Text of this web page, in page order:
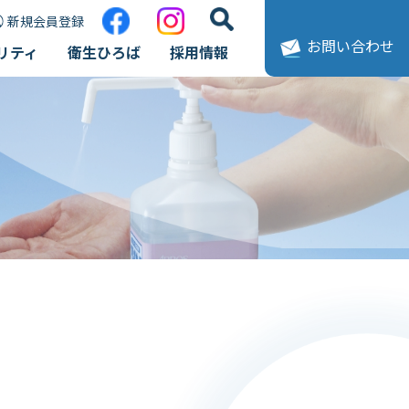
新規会員登録
ティ 衛生ひろば 採用情報 お問い合わせ